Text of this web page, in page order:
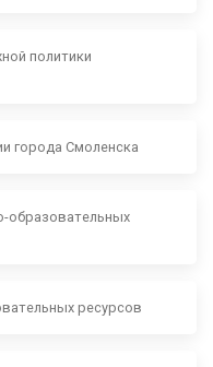
политики
города Смоленска
образовательных
ресурсов